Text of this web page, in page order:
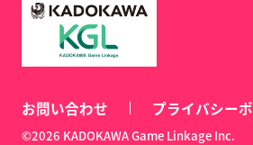
お問い合わせ プライバシー
©2026 KADOKAWA Game Linkage Inc.